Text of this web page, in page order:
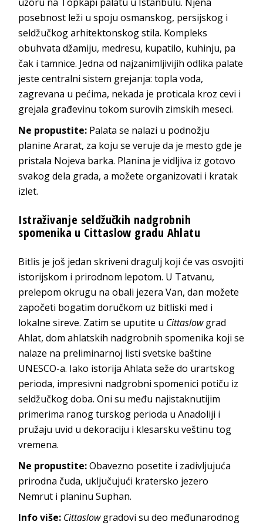
posebnost leži u spoju osmanskog, persijskog i
seldžučkog arhitektonskog stila. Kompleks
obuhvata džamiju, medresu, kupatilo, kuhinju, pa
čak i tamnice. Jedna od najzanimljivijih odlika palate
jeste centralni sistem grejanja: topla voda,
zagrevana u pećima, nekada je proticala kroz cevi i
grejala građevinu tokom surovih zimskih meseci.
Ne propustite: Palata se nalazi u podnožju
planine Ararat, za koju se veruje da je mesto gde je
pristala Nojeva barka. Planina je vidljiva iz gotovo
svakog dela grada, a možete organizovati i kratak
izlet.
Istraživanje seldžučkih nadgrobnih
spomenika u Cittaslow gradu Ahlatu
Bitlis je još jedan skriveni dragulj koji će vas osvojiti
istorijskom i prirodnom lepotom. U Tatvanu,
prelepom okrugu na obali jezera Van, dan možete
započeti bogatim doručkom uz bitliski med i
lokalne sireve. Zatim se uputite u Cittaslowgrad
Ahlat, dom ahlatskih nadgrobnih spomenika koji se
nalaze na preliminarnoj listi svetske baštine
UNESCO-a. Iako istorija Ahlata seže do urartskog
perioda, impresivni nadgrobni spomenici potiču iz
seldžučkog doba. Oni su među najistaknutijim
primerima ranog turskog perioda u Anadoliji i
pružaju uvid u dekoraciju i klesarsku veštinu tog
vremena.
Ne propustite:Obavezno posetite i zadivljujuća
prirodna čuda, uključujući kratersko jezero
Nemrut i planinu Suphan.
Info više: Cittaslowgradovi su deo međunarodnog